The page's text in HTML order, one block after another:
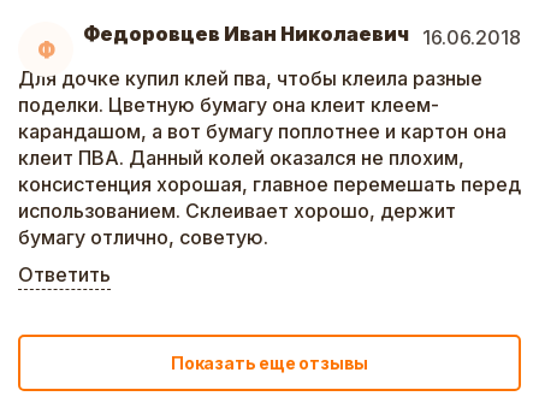
Ф
Федоровцев Иван Николаевич 16.06.2018
Для дочке купил клей пва, чтобы клеила разные
поделки. Цветную бумагу она клеит клеем-
карандашом, а вот бумагу поплотнее и картон она
клеит ПВА. Данный колей оказался не плохим,
консистенция хорошая, главное перемешать перед
использованием. Склеивает хорошо, держит
бумагу отлично, советую.
Ответить
Показать еще отзывы